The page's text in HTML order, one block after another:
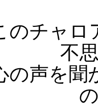
チャロ
不
の声を聞